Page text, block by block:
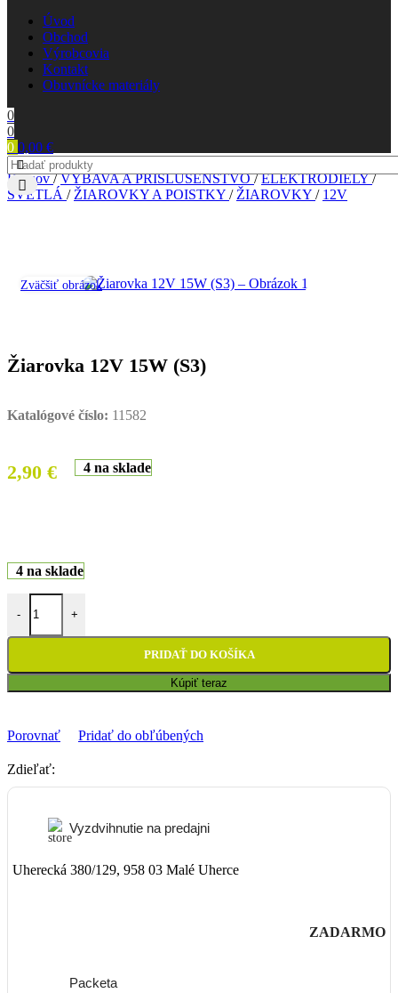
Úvod
Obchod
Výrobcovia
Kontakt
Obuvnícke materiály
0
0
0 0,00 €
Domov/ VÝBAVA A PRÍSLUŠENSTVO/ ELEKTRODIELY/
SVETLÁ / ŽIAROVKY A POISTKY / ŽIAROVKY / 12V
Zväčšiť obrázok
Žiarovka 12V 15W (S3)
Katalógové číslo: 11582
2,90 € 4 na sklade
4 na sklade
-
množstvo Žiarovka 12V 15W (S3)
+
PRIDAŤ DO KOŠÍKA
Kúpiť teraz
Porovnať Pridať do obľúbených
Zdieľať:
Vyzdvihnutie na predajni
Uherecká 380/129, 958 03 Malé Uherce
ZADARMO
Packeta